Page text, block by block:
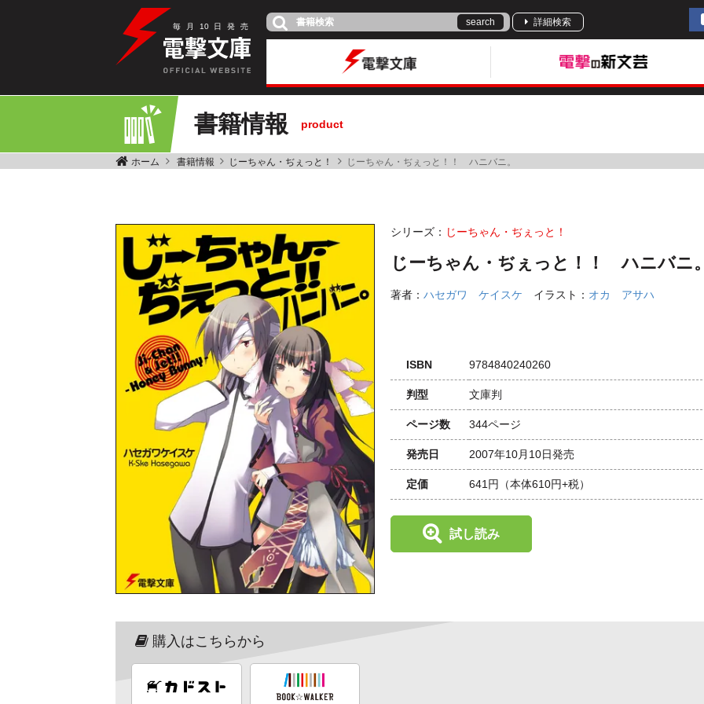
毎 月 10 日 発 売 search 詳細検索
書籍情報 product
ホーム 書籍情報 じーちゃん・ぢぇっと！ じーちゃん・ぢぇっと！！ ハニバニ。
シリーズ： じーちゃん・ぢぇっと！
じーちゃん・ぢぇっと！！ ハニバニ
著者： ハセガワ ケイスケ イラスト： オカ アサハ
ISBN 9784840240260
判型 文庫判
ページ数 344ページ
発売日 2007年10月10日発売
定価 641円 （本体610円+税）
試し読み
購入はこちらから